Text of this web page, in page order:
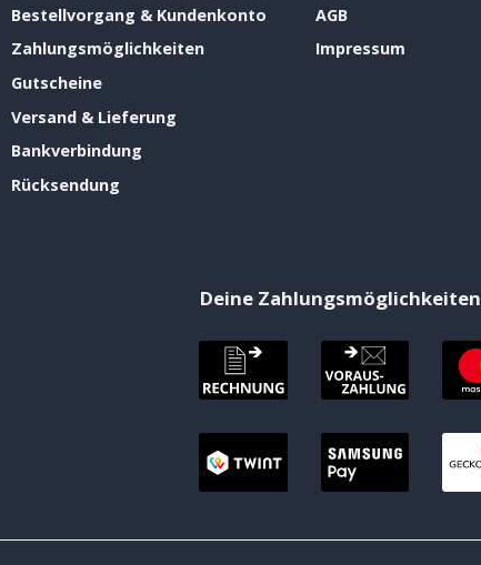
Bestellvorgang & Kundenkonto
Zahlungsmöglichkeiten
Gutscheine
Versand & Lieferung
Bankverbindung
Rücksendung
AGB
Impressum
Deine Zahlungsmöglichkeiten